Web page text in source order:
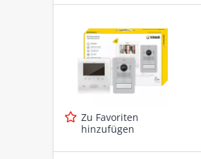
Zu Favoriten
hinzufügen